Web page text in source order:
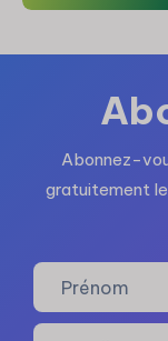
Abonnez-
gratuitement